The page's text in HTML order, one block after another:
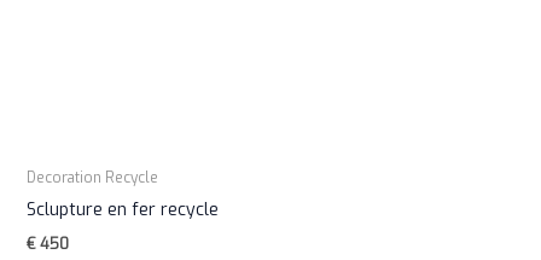
Decoration Recycle
Sclupture en fer recycle
€450